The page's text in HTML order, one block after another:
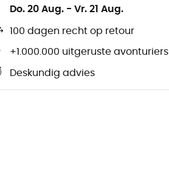
Do. 20 Aug. - Vr. 21 Aug.
100 dagen recht op retour
+1.000.000 uitgeruste avonturiers
Deskundig advies